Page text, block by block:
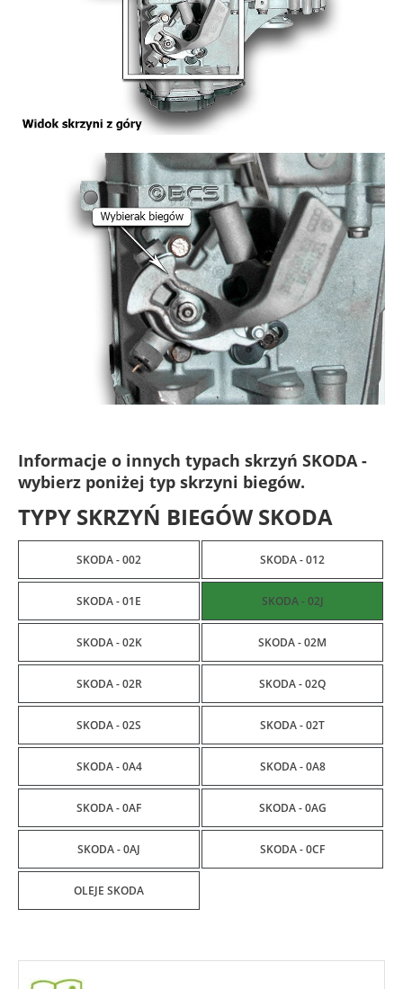
Informacje o innych typach skrzyń SKODA -
wybierz poniżej typ skrzyni biegów.
TYPY SKRZYŃ BIEGÓW SKODA
SKODA - 002 SKODA - 012
SKODA - 01E SKODA - 02J
SKODA - 02K SKODA - 02M
SKODA - 02R SKODA - 02Q
SKODA - 02S SKODA - 02T
SKODA - 0A4 SKODA - 0A8
SKODA - 0AF SKODA - 0AG
SKODA - 0AJ SKODA - 0CF
OLEJE SKODA